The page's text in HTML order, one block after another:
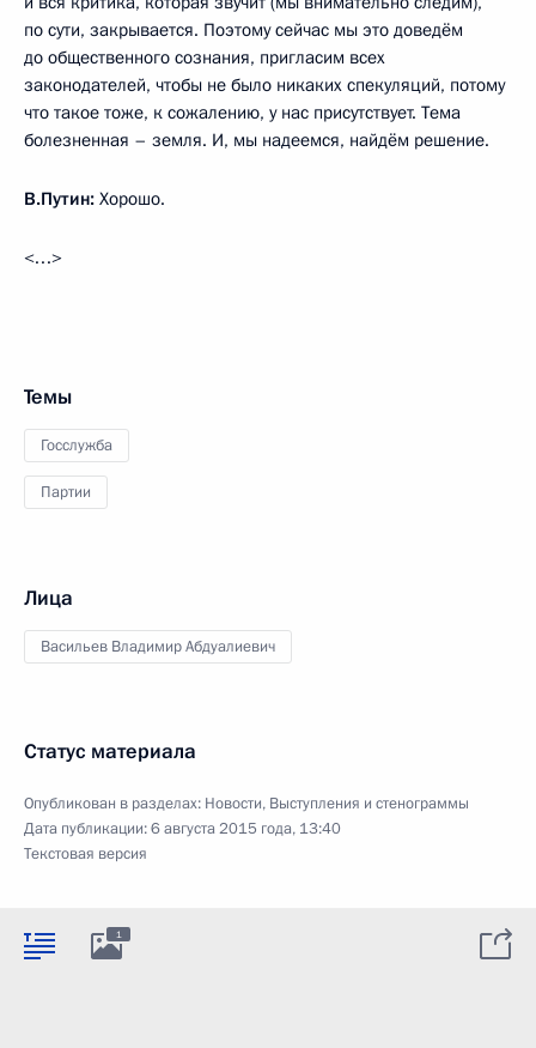
по сути, закрывается. Поэтому сейчас мы это доведём
до общественного сознания, пригласим всех
законодателей, чтобы не было никаких спекуляций, потому
что такое тоже, к сожалению, у нас присутствует. Тема
болезненная – земля. И, мы надеемся, найдём решение.
В.Путин: Хорошо.
<…>
Темы
Госслужба
Партии
Лица
Васильев Владимир Абдуалиевич
Статус материала
Опубликован в разделах: Новости, Выступления и стенограммы
Дата публикации:6 августа 2015 года, 13:40
Текстовая версия
1